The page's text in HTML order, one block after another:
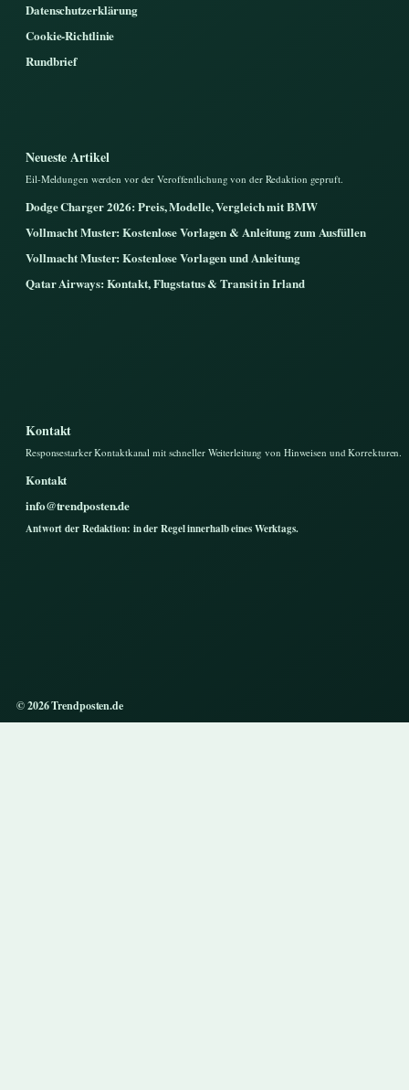
Datenschutzerklärung
Cookie-Richtlinie
Rundbrief
Neueste Artikel
Eil-Meldungen werden vor der Veroffentlichung von der Redaktion gepruft.
Dodge Charger 2026: Preis, Modelle, Vergleich mit BMW
Vollmacht Muster: Kostenlose Vorlagen & Anleitung zum Ausfüllen
Vollmacht Muster: Kostenlose Vorlagen und Anleitung
Qatar Airways: Kontakt, Flugstatus & Transit in Irland
Kontakt
Responsestarker Kontaktkanal mit schneller Weiterleitung von Hinweisen und Korrekturen.
Kontakt
info@trendposten.de
Antwort der Redaktion: in der Regel innerhalb eines Werktags.
© 2026 Trendposten.de